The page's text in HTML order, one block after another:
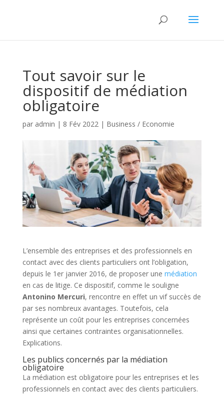
Tout savoir sur le
dispositif de médiation
obligatoire
par admin | 8 Fév 2022| Business / Economie
L’ensemble des entreprises et des professionnels en
contact avec des clients particuliers ont l’obligation,
depuis le 1er janvier 2016, de proposer une médiation
en cas de litige. Ce dispositif, comme le souligne
Antonino Mercuri, rencontre en effet un vif succès de
par ses nombreux avantages. Toutefois, cela
représente un coût pour les entreprises concernées
ainsi que certaines contraintes organisationnelles.
Explications.
Les publics concernés par la médiation
obligatoire
La médiation est obligatoire pour les entreprises et les
professionnels en contact avec des clients particuliers.